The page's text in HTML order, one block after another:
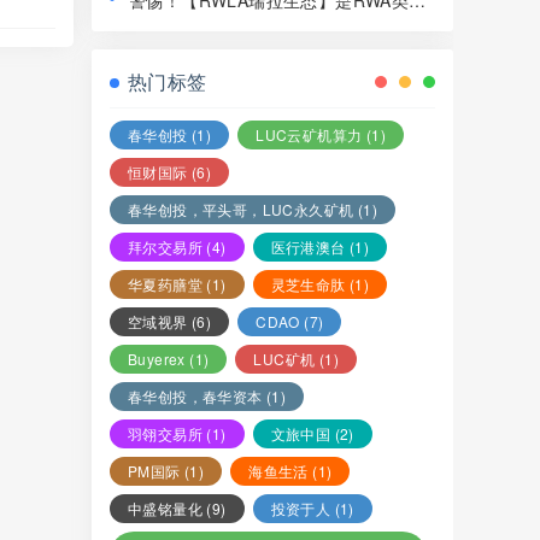
局，赶紧远离！
热门标签
春华创投 (1) LUC云矿机算力 (1)
恒财国际 (6)
春华创投，平头哥，LUC永久矿机 (1)
拜尔交易所 (4) 医行港澳台 (1)
华夏药膳堂 (1) 灵芝生命肽 (1)
空域视界 (6) CDAO (7)
Buyerex (1) LUC矿机 (1)
春华创投，春华资本 (1)
羽翎交易所 (1) 文旅中国 (2)
PM国际 (1) 海鱼生活 (1)
中盛铭量化 (9) 投资于人 (1)